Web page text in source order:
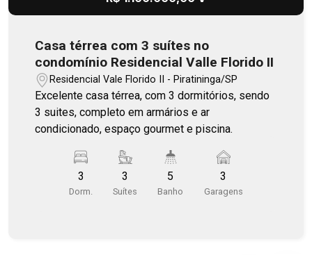
Casa térrea com 3 suítes no
condomínio Residencial Valle Florido II
Residencial Vale Florido II - Piratininga/SP
Excelente casa térrea, com 3 dormitórios, sendo
3 suites, completo em armários e ar
condicionado, espaço gourmet e piscina.
3
Dorm.
3
Suítes
5
Banho
3
Garagens